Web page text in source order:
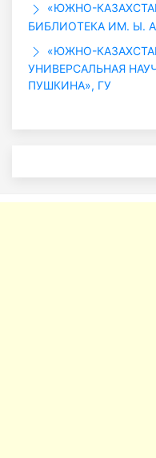
«ЮЖНО-
БИБЛИОТЕКА ИМ. Ы.
«ЮЖНО-
УНИВЕРСАЛЬНАЯ
ПУШКИНА», ГУ